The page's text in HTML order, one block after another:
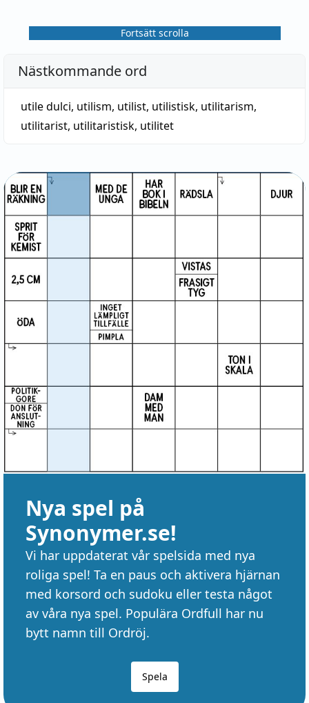
Fortsätt scrolla
Nästkommande ord
utile dulci, utilism, utilist, utilistisk, utilitarism,
utilitarist, utilitaristisk, utilitet
Nya spel på
Synonymer.se!
Vi har uppdaterat vår spelsida med nya
roliga spel! Ta en paus och aktivera hjärnan
med korsord och sudoku eller testa något
av våra nya spel. Populära Ordfull har nu
bytt namn till Ordröj.
Spela